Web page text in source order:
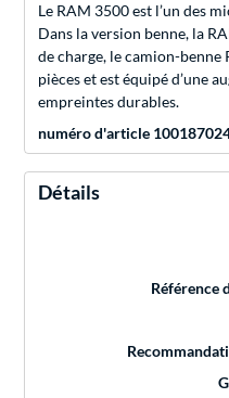
Le RAM 3500 est l’un des
Dans la version benne, la
de charge, le camion-
pièces et est équipé d’une
empreintes durables.
numéro d'article
Détails
Référence